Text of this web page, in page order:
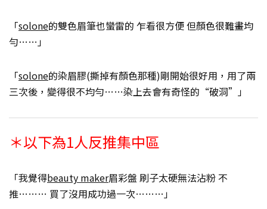
「solone的雙色眉筆也蠻雷的 乍看很方便 但顏色很難畫均
勻……」
「solone的染眉膠(撕掉有顏色那種)剛開始很好用，用了兩
三次後，變得很不均勻……染上去會有奇怪的“破洞”」
＊以下為1人反推集中區
「我覺得beauty maker眉彩盤 刷子太硬無法沾粉 不
推……… 買了沒用成功過一次………」